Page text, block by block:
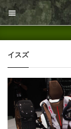
イスズ